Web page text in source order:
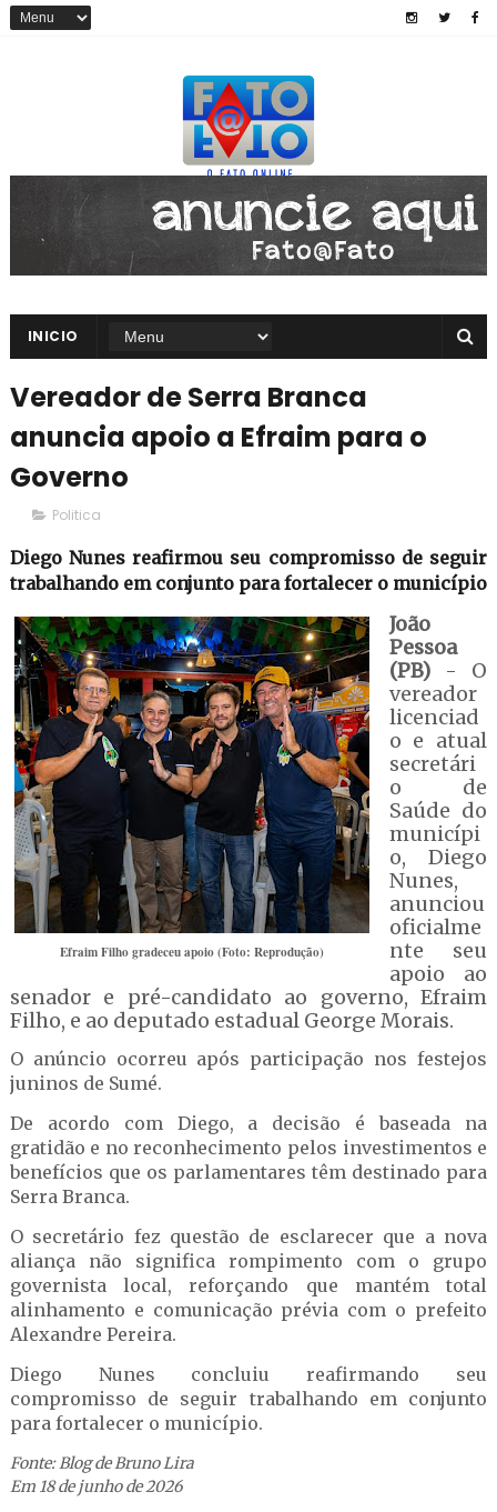
INICIO
Vereador de Serra Branca
anuncia apoio a Efraim para o
Governo
Politica
Diego Nunes reafirmou seu compromisso de seguir
trabalhando em conjunto para fortalecer o município
Efraim Filho gradeceu apoio (Foto: Reprodução)
João
Pessoa
(PB)- O
vereador
licenciad
o e atual
secretári
o de
Saúde do
municípi
o, Diego
Nunes,
anunciou
oficialme
nte seu
apoio ao
senador e pré-candidato ao governo, Efraim
Filho, e ao deputado estadual George Morais.
O anúncio ocorreu após participação nos festejos
juninos de Sumé.
De acordo com Diego, a decisão é baseada na
gratidão e no reconhecimento pelos investimentos e
benefícios que os parlamentares têm destinado para
Serra Branca.
O secretário fez questão de esclarecer que a nova
aliança não significa rompimento com o grupo
governista local, reforçando que mantém total
alinhamento e comunicação prévia com o prefeito
Alexandre Pereira.
Diego Nunes concluiu reafirmando seu
compromisso de seguir trabalhando em conjunto
para fortalecer o município.
Fonte: Blog de Bruno Lira
Em 18 de junho de 2026